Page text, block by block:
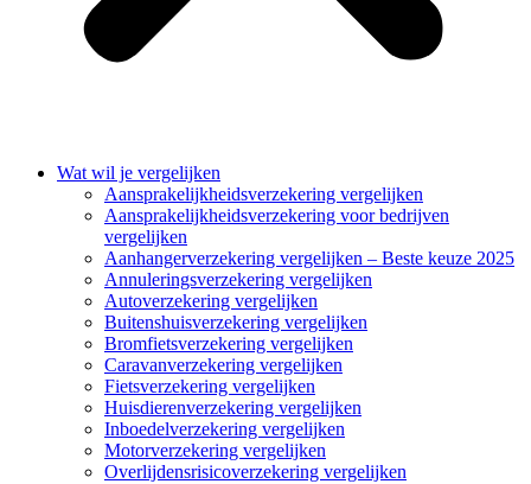
Wat wil je vergelijken
Aansprakelijkheidsverzekering vergelijken
Aansprakelijkheidsverzekering voor bedrijven
vergelijken
Aanhangerverzekering vergelijken – Beste keuze 2025
Annuleringsverzekering vergelijken
Autoverzekering vergelijken
Buitenshuisverzekering vergelijken
Bromfietsverzekering vergelijken
Caravanverzekering vergelijken
Fietsverzekering vergelijken
Huisdierenverzekering vergelijken
Inboedelverzekering vergelijken
Motorverzekering vergelijken
Overlijdensrisicoverzekering vergelijken